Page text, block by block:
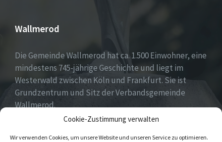
Cookie-Zustimmung verwalten
Wir verwenden Cookies, um unsere Website und unseren Service zu optimieren.
Wallmerod
Die Gemeinde Wallmerod hat ca. 1.500 Einwohner, eine
mindestens 745-jährige Geschichte und liegt im
Westerwald zwischen Köln und Frankfurt. Sie ist
Grundzentrum und Sitz der Verbandsgemeinde
Wallmerod.